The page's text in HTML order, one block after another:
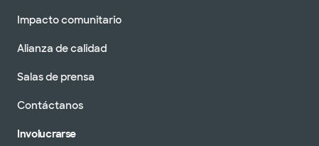
Impacto comunitario
Alianza de calidad
Salas de prensa
Contáctanos
Involucrarse